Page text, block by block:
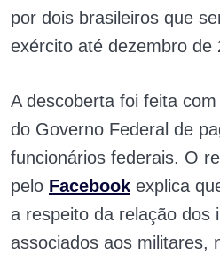
por dois brasileiros que
exército até dezembro de
A descoberta foi feita
do Governo Federal de
funcionários federais. O
pelo Facebook explica
a respeito da relação dos
associados aos militares,